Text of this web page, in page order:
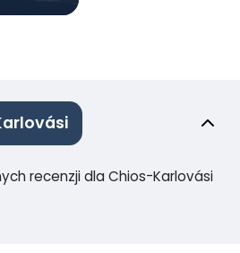
recenzji dla Chios-Karlovási